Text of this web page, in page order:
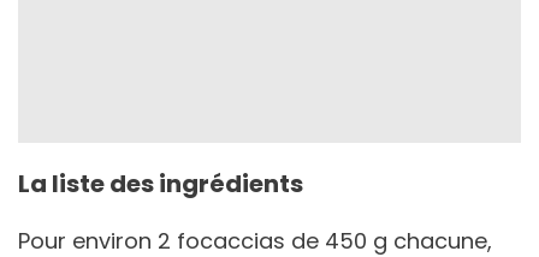
La liste des ingrédients
Pour environ 2 focaccias de 450 g chacune,